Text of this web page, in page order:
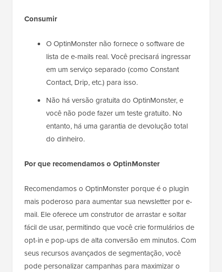
Consumir
O OptinMonster não fornece o software de
lista de e-mails real. Você precisará ingressar
em um serviço separado (como Constant
Contact, Drip, etc.) para isso.
Não há versão gratuita do OptinMonster, e
você não pode fazer um teste gratuito. No
entanto, há uma garantia de devolução total
do dinheiro.
Por que recomendamos o OptinMonster
Recomendamos o OptinMonster porque é o plugin
mais poderoso para aumentar sua newsletter por e-
mail. Ele oferece um construtor de arrastar e soltar
fácil de usar, permitindo que você crie formulários de
opt-in e pop-ups de alta conversão em minutos. Com
seus recursos avançados de segmentação, você
pode personalizar campanhas para maximizar o